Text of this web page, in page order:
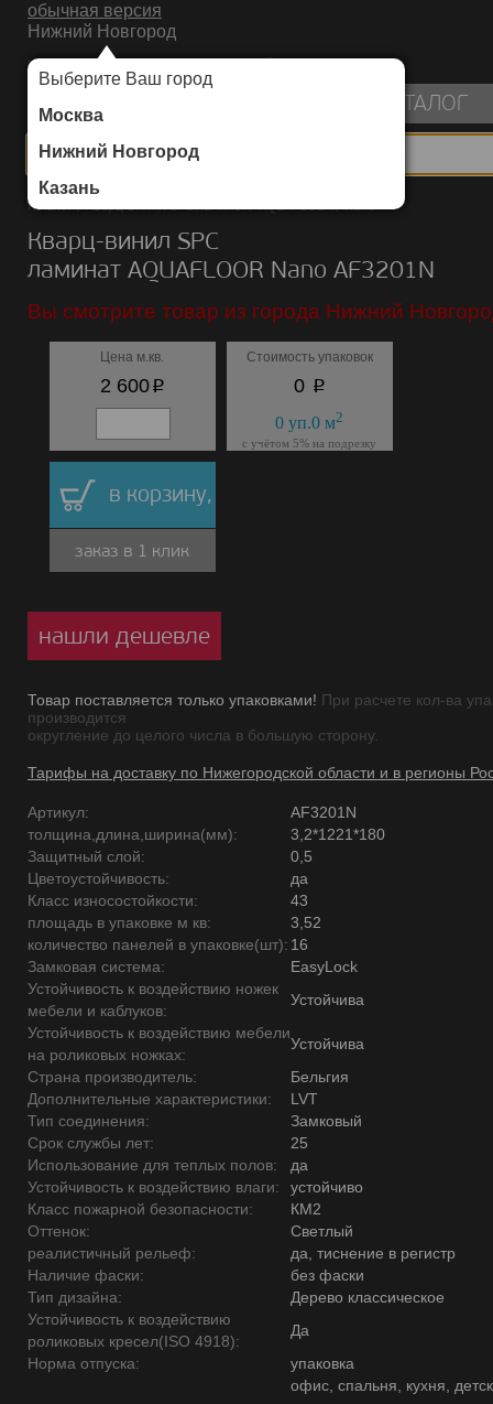
обычная версия
Нижний Новгород
Выберите Ваш город
Москва
Нижний Новгород
Казань
ИНТЕРНЕТ-МАГАЗИН НАПОЛЬНЫХ ПОКРЫТИЙ
КАТАЛОГ
Каталог/Кварц-винил SPC ламинат/AQUAFLOOR/Nano
Кварц-винил SPC
ламинат AQUAFLOOR Nano AF3201N
Вы смотрите товар из города Нижний
Цена м.кв.
2 600p
Стоимость упаковок
0 p
0 уп.0 м2
с учётом 5% на подрезку
в корзину,
заказ в 1 клик
нашли дешевле
Товар поставляется только упаковками! При расчете кол-ва
производится
округление до целого числа в большую сторону.
Тарифы на доставку по Нижегородской области и в регионы
Артикул:
AF3201N
толщина,длина,ширина(мм):
3,2*1221*180
Защитный слой:
0,5
Цветоустойчивость:
да
Класс износостойкости:
43
площадь в упаковке м кв:
3,52
количество панелей в упаковке(шт): 16
Замковая система:
EasyLock
Устойчивость к воздействию ножек
мебели и каблуков:
Устойчива
Устойчивость к воздействию мебели
на роликовых ножках:
Устойчива
Страна производитель:
Бельгия
Дополнительные характеристики:
LVT
Тип соединения:
Замковый
Срок службы лет:
25
Использование для теплых полов:
да
Устойчивость к воздействию влаги:
устойчиво
Класс пожарной безопасности:
КМ2
Оттенок:
Светлый
реалистичный рельеф:
да, тиснение в регистр
Наличие фаски:
без фаски
Тип дизайна:
Дерево классическое
Устойчивость к воздействию
роликовых кресел(ISO 4918):
Да
Норма отпуска:
упаковка
офис, спальня, кухня,